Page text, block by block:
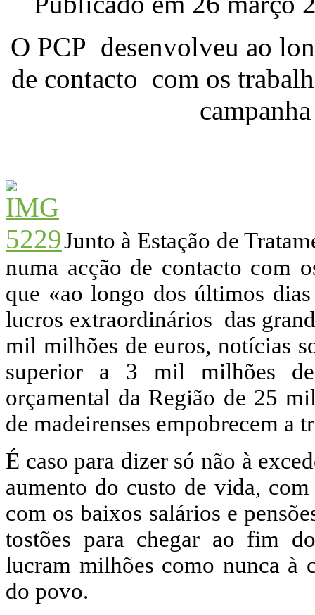
O PCP desenvolveu ao
de contacto com os
Junto à Estação de
numa acção de contacto com
que «ao longo dos últimos
lucros extraordinários das
mil milhões de euros, notícias
superior a 3 mil milhões
orçamental da Região de 25
de madeirenses empobrecem a
É caso para dizer só não à
aumento do custo de vida,
com os baixos salários e
tostões para chegar ao fim
lucram milhões como nunca à
do povo.